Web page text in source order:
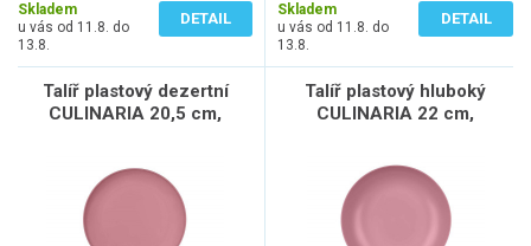
Skladem
u vás od 11.8. do
13.8.
DETAIL
Skladem
u vás od 11.8. do
13.8.
DETAIL
Talíř plastový dezertní
CULINARIA 20,5 cm,
Talíř plastový hluboký
CULINARIA 22 cm,